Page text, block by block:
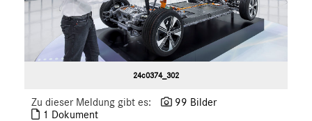
24c0374_302
Zu dieser Meldung gibt es:
99 Bilder
1 Dokument